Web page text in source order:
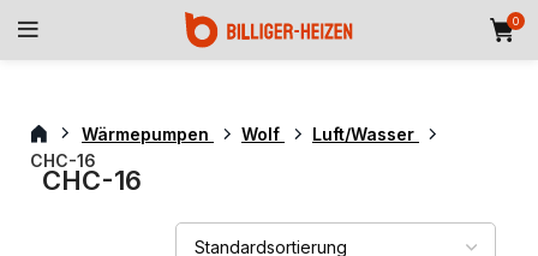
0
Wärmepumpen Wolf
Luft/Wasser
CHC-16
CHC-16